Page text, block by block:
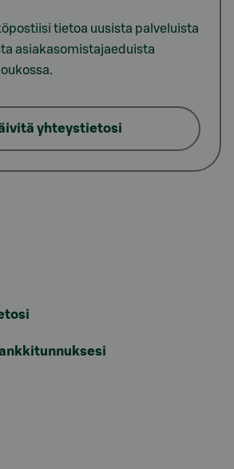
tietoa uusista palveluista
asiakasomistajaeduista
yhteystietosi